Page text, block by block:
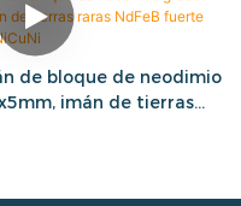
de bloque de neodimio
imán de tierras